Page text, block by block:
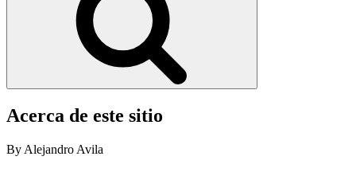
Acerca de este sitio
By Alejandro Avila